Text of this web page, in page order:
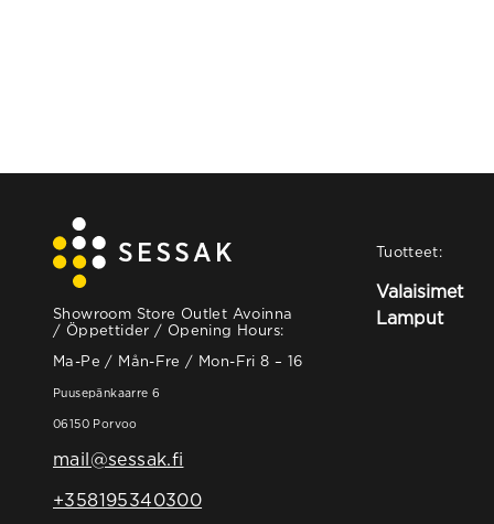
Showroom Store Outlet Avoinna
/ Öppettider / Opening Hours:
Ma-Pe / Mån-Fre / Mon-Fri 8 – 16
Puusepänkaarre 6
06150 Porvoo
mail@sessak.fi
+358195340300
Tuotteet:
Valaisimet
Lamput